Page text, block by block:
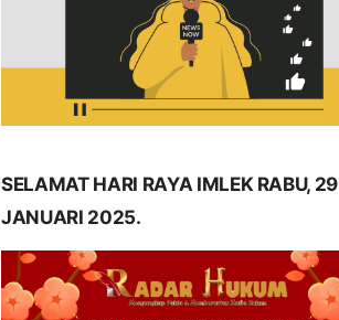
SELAMAT HARI RAYA IMLEK RABU, 29
JANUARI 2025.